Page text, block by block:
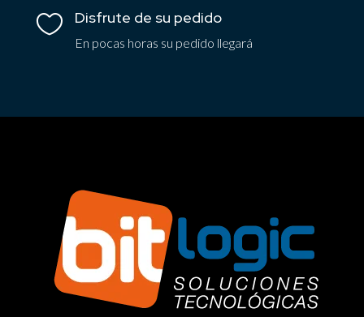
 Disfrute de su pedido
En pocas horas su pedido llegará